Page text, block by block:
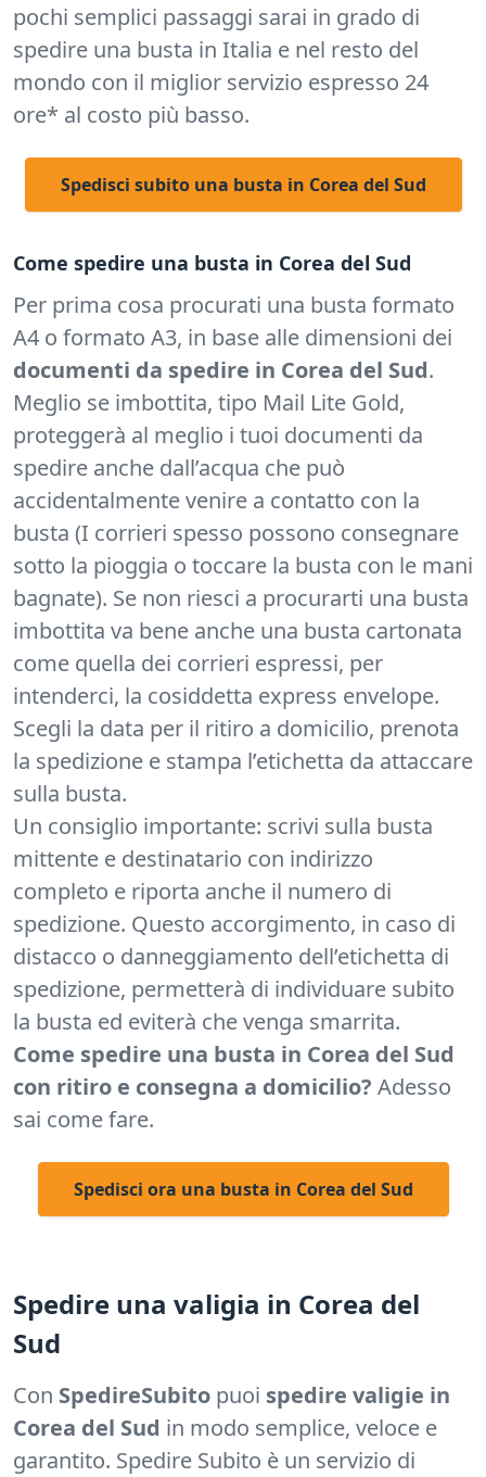
pochi semplici passaggi sarai in grado di
spedire una busta in Italia e nel resto del
mondo con il miglior servizio espresso 24
ore* al costo più basso.
Spedisci subito una busta in Corea del Sud
Come spedire una busta in Corea del Sud
Per prima cosa procurati una busta formato
A4 o formato A3, in base alle dimensioni dei
documenti da spedire in Corea del Sud.
Meglio se imbottita, tipo Mail Lite Gold,
proteggerà al meglio i tuoi documenti da
spedire anche dall’acqua che può
accidentalmente venire a contatto con la
busta (I corrieri spesso possono consegnare
sotto la pioggia o toccare la busta con le mani
bagnate). Se non riesci a procurarti una busta
imbottita va bene anche una busta cartonata
come quella dei corrieri espressi, per
intenderci, la cosiddetta express envelope.
Scegli la data per il ritiro a domicilio, prenota
la spedizione e stampa l’etichetta da attaccare
sulla busta.
Un consiglio importante: scrivi sulla busta
mittente e destinatario con indirizzo
completo e riporta anche il numero di
spedizione. Questo accorgimento, in caso di
distacco o danneggiamento dell’etichetta di
spedizione, permetterà di individuare subito
la busta ed eviterà che venga smarrita.
Come spedire una busta in Corea del Sud
con ritiro e consegna a domicilio? Adesso
sai come fare.
Spedisci ora una busta in Corea del Sud
Spedire una valigia in Corea del
Sud
Con SpedireSubito puoi spedire valigie in
Corea del Sud in modo semplice, veloce e
garantito. Spedire Subito è un servizio di